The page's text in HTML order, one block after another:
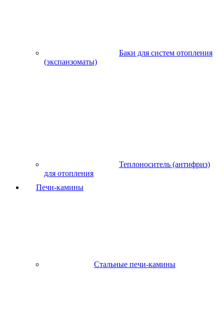
Баки для систем отопления
(экспанзоматы)
Теплоноситель (антифриз)
для отопления
Печи-камины
Стальные печи-камины